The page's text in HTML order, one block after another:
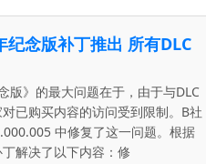
纪念版补丁推出 所有DLC
版》的最大问题在于，由于与DLC
已购买内容的访问受到限制。B社
中修复了这一问题。根据
解决了以下内容：修